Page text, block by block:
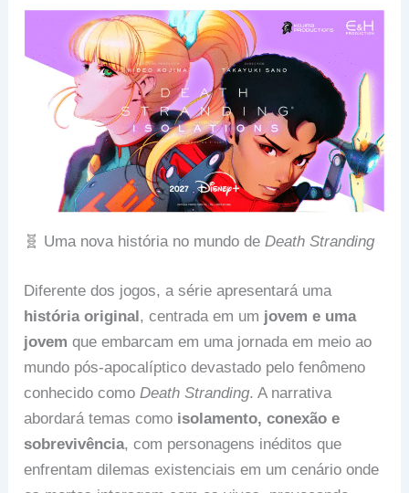
🧬 Uma nova história no mundo deDeath Stranding
Diferente dos jogos, a série apresentará uma
história original, centrada em um jovem e uma
jovem que embarcam em uma jornada em meio ao
mundo pós-apocalíptico devastado pelo fenômeno
conhecido comoDeath Stranding. A narrativa
abordará temas como isolamento, conexão e
sobrevivência, com personagens inéditos que
enfrentam dilemas existenciais em um cenário onde